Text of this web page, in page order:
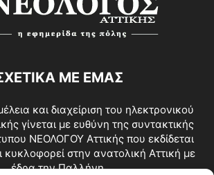
ΜΕ ΕΜΑΣ
και διαχείριση του ηλεκτρονικού
γίνεται με ευθύνη της συντακτικής
ΝΕΟΛΟΓΟΥ Αττικής που εκδίδεται
στην ανατολική Αττική με
έδρα την Παλλήνη.